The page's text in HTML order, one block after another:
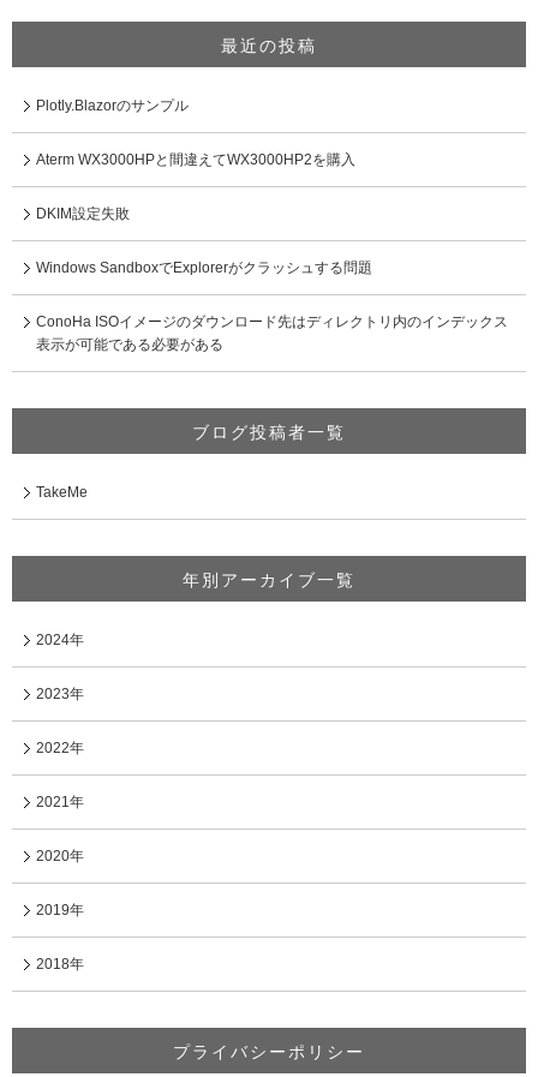
最近の投稿
Plotly.Blazorのサンプル
Aterm WX3000HPと間違えてWX3000HP2を購入
DKIM設定失敗
Windows SandboxでExplorerがクラッシュする問題
ConoHa ISOイメージのダウンロード先はディレクトリ内のインデックス
表示が可能である必要がある
ブログ投稿者一覧
TakeMe
年別アーカイブ一覧
2024年
2023年
2022年
2021年
2020年
2019年
2018年
プライバシーポリシー